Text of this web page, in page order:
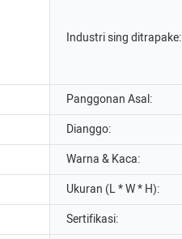
Industri sing ditrapake:
Panggonan Asal:
Dianggo:
Warna & Kaca:
Ukuran (L * W * H):
Sertifikasi: